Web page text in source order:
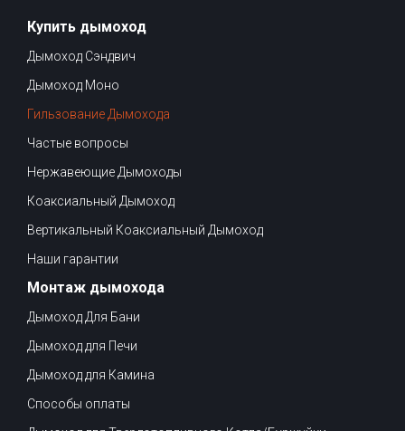
Купить дымоход
Дымоход Сэндвич
Дымоход Моно
Гильзование Дымохода
Частые вопросы
Нержавеющие Дымоходы
Коаксиальный Дымоход
Вертикальный Коаксиальный Дымоход
Наши гарантии
Монтаж дымохода
Дымоход Для Бани
Дымоход для Печи
Дымоход для Камина
Способы оплаты